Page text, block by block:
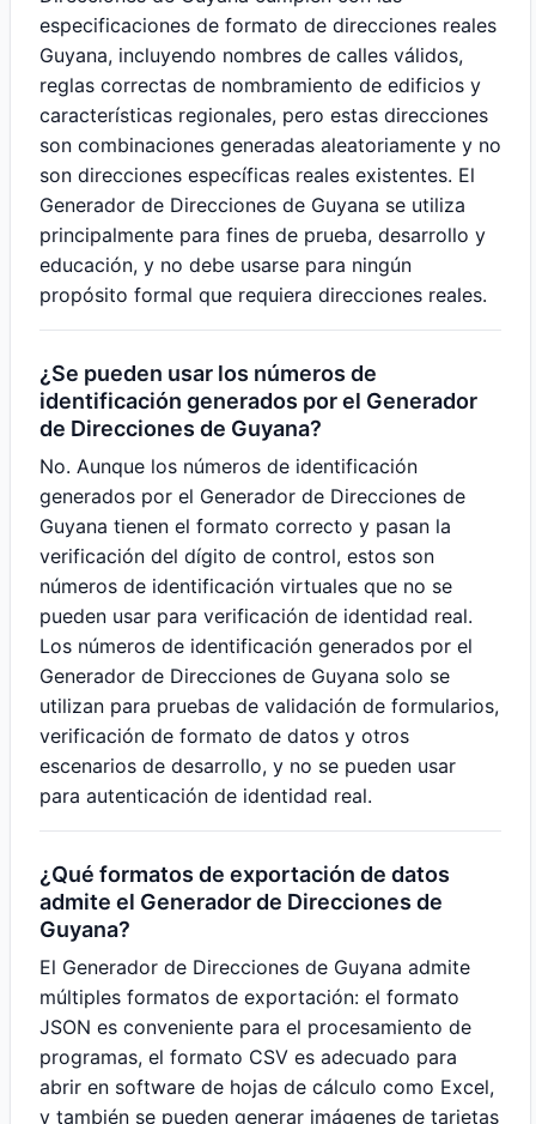
especificaciones de formato de direcciones reales
Guyana, incluyendo nombres de calles válidos,
reglas correctas de nombramiento de edificios y
características regionales, pero estas direcciones
son combinaciones generadas aleatoriamente y no
son direcciones específicas reales existentes. El
Generador de Direcciones de Guyana se utiliza
principalmente para fines de prueba, desarrollo y
educación, y no debe usarse para ningún
propósito formal que requiera direcciones reales.
¿Se pueden usar los números de
identificación generados por el Generador
de Direcciones de Guyana?
No. Aunque los números de identificación
generados por el Generador de Direcciones de
Guyana tienen el formato correcto y pasan la
verificación del dígito de control, estos son
números de identificación virtuales que no se
pueden usar para verificación de identidad real.
Los números de identificación generados por el
Generador de Direcciones de Guyana solo se
utilizan para pruebas de validación de formularios,
verificación de formato de datos y otros
escenarios de desarrollo, y no se pueden usar
para autenticación de identidad real.
¿Qué formatos de exportación de datos
admite el Generador de Direcciones de
Guyana?
El Generador de Direcciones de Guyana admite
múltiples formatos de exportación: el formato
JSON es conveniente para el procesamiento de
programas, el formato CSV es adecuado para
abrir en software de hojas de cálculo como Excel,
y también se pueden generar imágenes de tarjetas